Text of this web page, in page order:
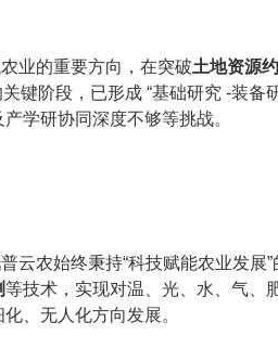
业的重要方向，在突破土地资源
键阶段，已形成 “基础研究 -装备
学研协同深度不够等挑战。
云农始终秉持“科技赋能农业发
等技术，实现对温、光、水、气、
、无人化方向发展。